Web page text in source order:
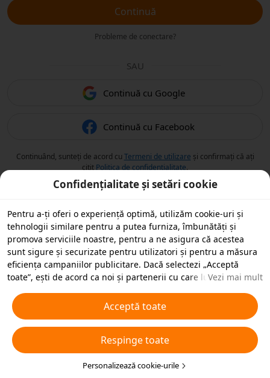
Continuă
Probleme de conectare?
SAU
Continuă cu Google
Continuă cu Facebook
Continuând, sunteți de acord cu Termeni de utilizare și confirmați că ați
citit Politica de confidențialitate.
Confidențialitate și setări cookie
Pentru a-ți oferi o experiență optimă, utilizăm cookie-uri și
tehnologii similare pentru a putea furniza, îmbunătăți și
promova serviciile noastre, pentru a ne asigura că acestea
sunt sigure și securizate pentru utilizatori și pentru a măsura
eficiența campaniilor publicitare. Dacă selectezi „Acceptă
toate”, ești de acord ca noi și partenerii cu care lucrăm să
scopuri publicitare. De asemenea, poți „Respinge toate”
cookie-urile neesențiale sau poți alege ce tipuri de cookie-uri
dorești să accepți sau să dezactivezi, printr-un clic mai jos pe
„Personalizare cookie-uri” sau în orice moment în setările de
confidențialitate. Pentru mai multe detalii, veziPolitica noastră
privind cookie-urile și tehnologiile similare .
Vezi mai mult
Acceptă toate
Respinge toate
Personalizează cookie-urile